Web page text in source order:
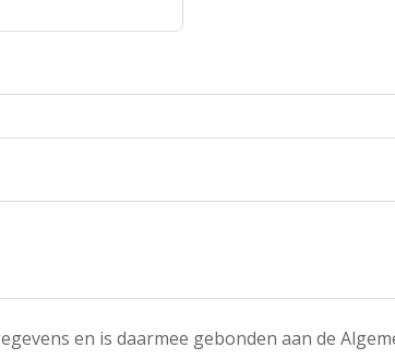
en is daarmee gebonden aan de